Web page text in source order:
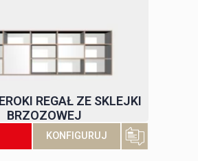
REGAŁ ZE SKLEJKI
BRZOZOWEJ
KONFIGURUJ